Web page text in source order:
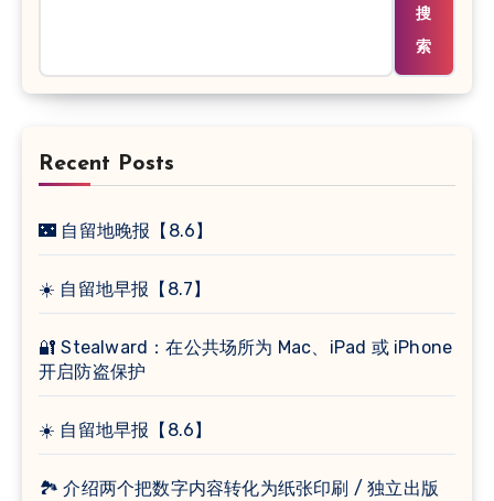
搜
索
Recent Posts
🌃 自留地晚报【8.6】
☀️ 自留地早报【8.7】
🔐 Stealward：在公共场所为 Mac、iPad 或 iPhone
开启防盗保护
☀️ 自留地早报【8.6】
🏞 介绍两个把数字内容转化为纸张印刷 / 独立出版